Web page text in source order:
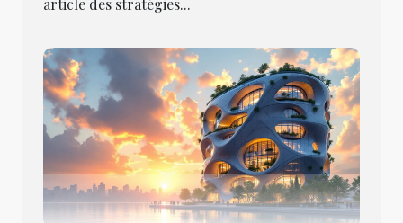
article des stratégies...